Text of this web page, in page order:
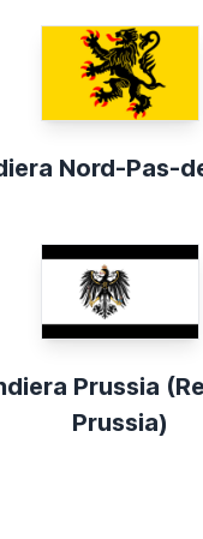
Nord-Pas-
Prussia
Prussia)